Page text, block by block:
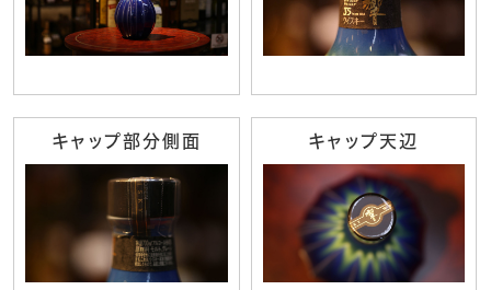
キャップ部分側面 キャップ天辺